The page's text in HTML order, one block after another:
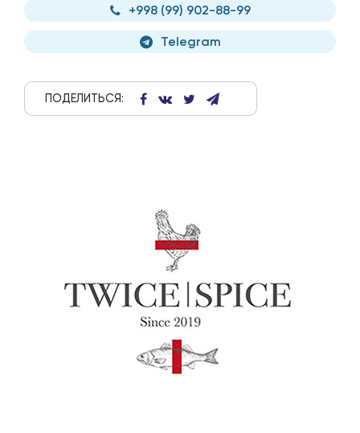
+998 (99) 902-88-99
Telegram
ПОДЕЛИТЬСЯ: